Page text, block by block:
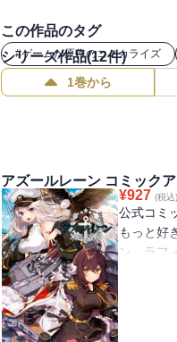
この作品のタグ
#ゲームが原作のコミカライズ
シリーズ作品(12件)
1巻から
アズールレーン コミック
¥927 (税込)
公式コミ
もっと好
ン、ラフ
ョート